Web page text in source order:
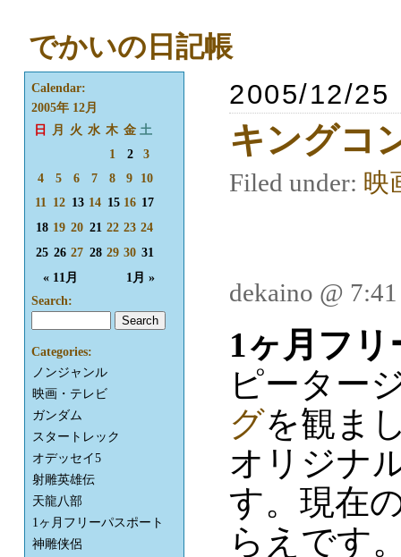
でかいの日記帳
2005/12/25
キングコ
Filed under: 映
dekaino @
1ヶ月フ
ピーター
グを観ま
オリジナ
す。現在
らえです
Calendar:
2005年 12月
日
月 火 水 木 金 土
« 11月 1月 »
1 2
3
4
5 6 7 8 9
10
11
12 13 14 15 16 17
18 19 20 21 22 23 24
25 26 27 28 29 30 31
Search:
Categories:
ノンジャンル
映画・テレビ
ガンダム
スタートレック
オデッセイ5
射雕英雄伝
天龍八部
1ヶ月フリーパスポート
神雕侠侶